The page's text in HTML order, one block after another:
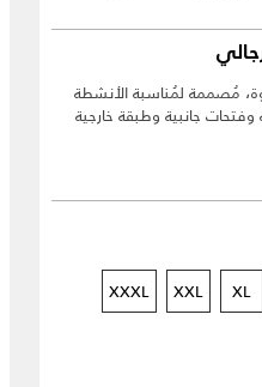
مُصممة لمُناسبة الأنشطة
جانبية وطبقة خارجية
XL
XXL
XXXL